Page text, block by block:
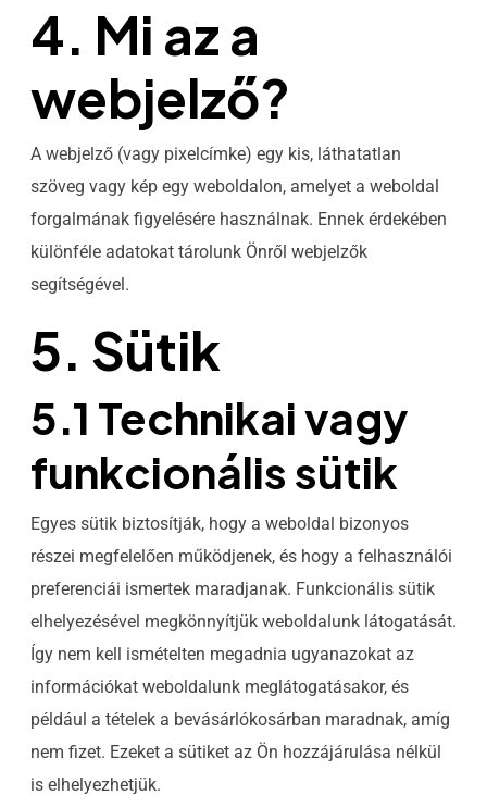
4. Mi az a
webjelző?
A webjelző (vagy pixelcímke) egy kis, láthatatlan
szöveg vagy kép egy weboldalon, amelyet a weboldal
forgalmának figyelésére használnak. Ennek érdekében
különféle adatokat tárolunk Önről webjelzők
segítségével.
5. Sütik
5.1 Technikai vagy
funkcionális sütik
Egyes sütik biztosítják, hogy a weboldal bizonyos
részei megfelelően működjenek, és hogy a felhasználói
preferenciái ismertek maradjanak. Funkcionális sütik
elhelyezésével megkönnyítjük weboldalunk látogatását.
Így nem kell ismételten megadnia ugyanazokat az
információkat weboldalunk meglátogatásakor, és
például a tételek a bevásárlókosárban maradnak, amíg
nem fizet. Ezeket a sütiket az Ön hozzájárulása nélkül
is elhelyezhetjük.